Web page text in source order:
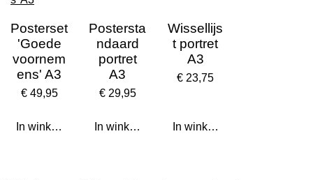
Posterset
'Goede
voornem
ens' A3
€ 49,95
In winkelwagen
Postersta
ndaard
portret
A3
€ 29,95
In winkelwagen
Wissellijs
t portret
A3
€ 23,75
In winkelwagen